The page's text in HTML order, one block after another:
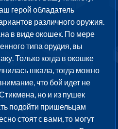
герой обладатель
различного оружия.
в виде окошек. По мере
типа орудия, вы
Только когда в окошке
шкала, тогда можно
что бой идет не
но и из пушек
подойти пришельцам
стоят с вами, то могут